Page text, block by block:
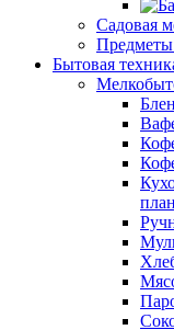
Садовая
Предметы
Бытовая